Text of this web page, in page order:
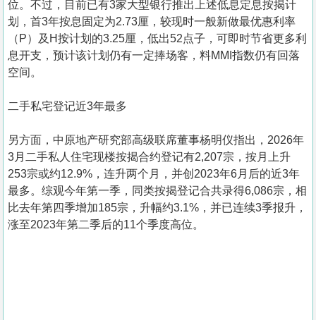
位。不过，目前已有3家大型银行推出上述低息定息按揭计
划，首3年按息固定为2.73厘，较现时一般新做最优惠利率
（P）及H按计划的3.25厘，低出52点子，可即时节省更多利
息开支，预计该计划仍有一定捧场客，料MMI指数仍有回落
空间。
二手私宅登记近3年最多
另方面，中原地产研究部高级联席董事杨明仪指出，2026年
3月二手私人住宅现楼按揭合约登记有2,207宗，按月上升
253宗或约12.9%，连升两个月，并创2023年6月后的近3年
最多。综观今年第一季，同类按揭登记合共录得6,086宗，相
比去年第四季增加185宗，升幅约3.1%，并已连续3季报升，
涨至2023年第二季后的11个季度高位。